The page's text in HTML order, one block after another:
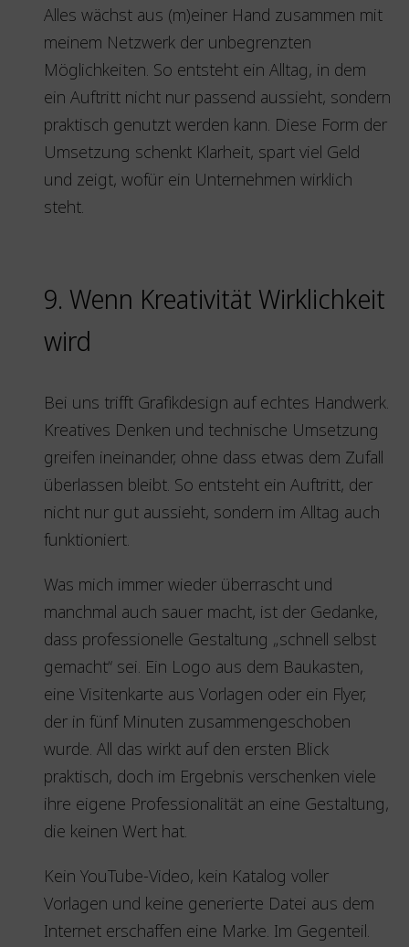
Alles wächst aus (m)einer Hand zusammen mit
meinem Netzwerk der unbegrenzten
Möglichkeiten. So entsteht ein Alltag, in dem
ein Auftritt nicht nur passend aussieht, sondern
praktisch genutzt werden kann. Diese Form der
Umsetzung schenkt Klarheit, spart viel Geld
und zeigt, wofür ein Unternehmen wirklich
steht.
9. Wenn Kreativität Wirklichkeit
wird
Bei uns trifft Grafikdesign auf echtes Handwerk.
Kreatives Denken und technische Umsetzung
greifen ineinander, ohne dass etwas dem Zufall
überlassen bleibt. So entsteht ein Auftritt, der
nicht nur gut aussieht, sondern im Alltag auch
funktioniert.
Was mich immer wieder überrascht und
manchmal auch sauer macht, ist der Gedanke,
dass professionelle Gestaltung „schnell selbst
gemacht“ sei. Ein Logo aus dem Baukasten,
eine Visitenkarte aus Vorlagen oder ein Flyer,
der in fünf Minuten zusammengeschoben
wurde. All das wirkt auf den ersten Blick
praktisch, doch im Ergebnis verschenken viele
ihre eigene Professionalität an eine Gestaltung,
die keinen Wert hat.
Kein YouTube-Video, kein Katalog voller
Vorlagen und keine generierte Datei aus dem
Internet erschaffen eine Marke. Im Gegenteil.